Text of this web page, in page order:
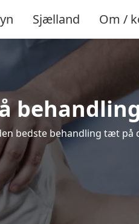
Sjælland Om /
bedste behandling tæt på